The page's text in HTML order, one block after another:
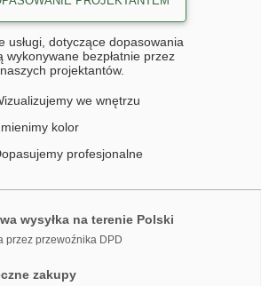
usługi, dotyczące dopasowania
wykonywane bezpłatnie przez
naszych projektantów.
we wnętrzu
kolor
profesjonalne
wysyłka na terenie Polski
przez przewoźnika DPD
zakupy